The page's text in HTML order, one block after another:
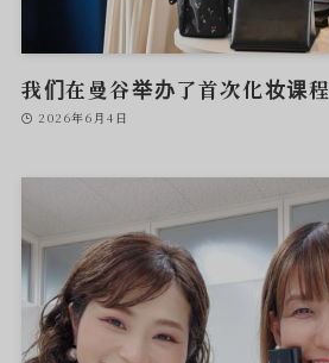
我们在曼谷举办了首次化妆课程
2026年6月4日